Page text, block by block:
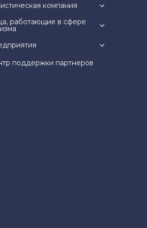
компания
работающие в сфере
поддержки партнеров